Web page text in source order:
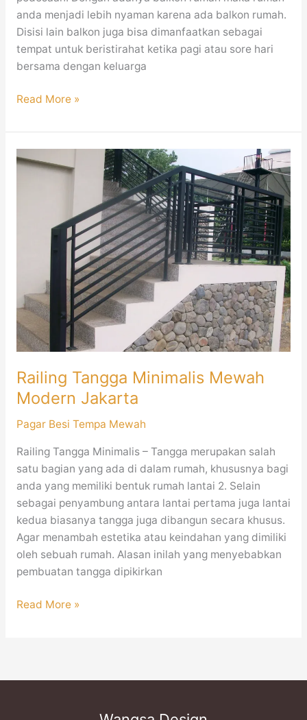
anda menjadi lebih nyaman karena ada balkon rumah.
Disisi lain balkon juga bisa dimanfaatkan sebagai
tempat untuk beristirahat ketika pagi atau sore hari
bersama dengan keluarga
Read More »
Railing Tangga Minimalis Mewah
Modern Jakarta
Pagar Besi Tempa Mewah
Railing Tangga Minimalis – Tangga merupakan salah
satu bagian yang ada di dalam rumah, khususnya bagi
anda yang memiliki bentuk rumah lantai 2. Selain
sebagai penyambung antara lantai pertama juga lantai
kedua biasanya tangga juga dibangun secara khusus.
Agar menambah estetika atau keindahan yang dimiliki
oleh sebuah rumah. Alasan inilah yang menyebabkan
pembuatan tangga dipikirkan
Railing
Tangga
Modern
Jakarta
Read More »